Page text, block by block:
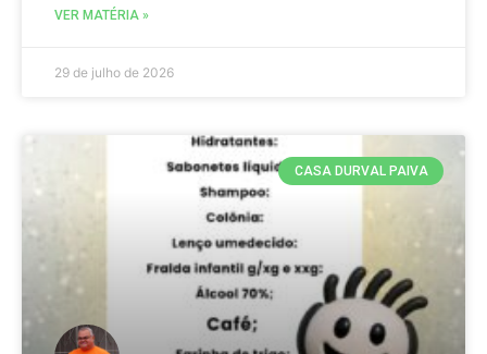
VER MATÉRIA »
29 de julho de 2026
CASA DURVAL PAIVA